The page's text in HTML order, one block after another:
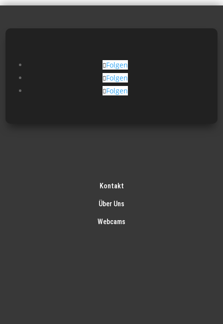
Folgen
Folgen
Folgen
Kontakt
Über Uns
Webcams